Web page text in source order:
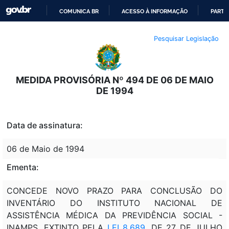
O
CONTEÚDO
COMUNICA BR ACESSO À INFORMAÇÃO
Pesquisar Legislação
MEDIDA PROVISÓRIA Nº 494 DE 06 DE MAIO
DE 1994
Data de assinatura:
06 de Maio de 1994
Ementa:
CONCEDE NOVO PRAZO PARA CONCLUSÃO DO
INVENTÁRIO DO INSTITUTO NACIONAL DE
ASSISTÊNCIA MÉDICA DA PREVIDÊNCIA SOCIAL -